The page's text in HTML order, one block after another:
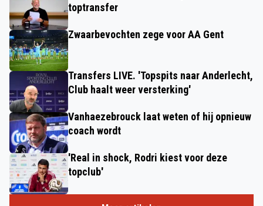
toptransfer
Zwaarbevochten zege voor AA Gent
Transfers LIVE. 'Topspits naar Anderlecht,
Club haalt weer versterking'
Vanhaezebrouck laat weten of hij opnieuw
coach wordt
'Real in shock, Rodri kiest voor deze
topclub'